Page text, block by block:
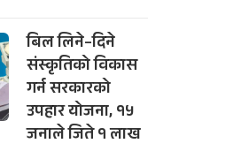
बिल लिने–दिने
संस्कृतिको विकास
गर्न सरकारको
उपहार योजना, १५
जनाले जिते १ लाख